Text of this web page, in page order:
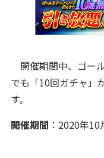
開催期間中、ゴー
でも「10回ガチャ」
す。
開催期間 ：2020年